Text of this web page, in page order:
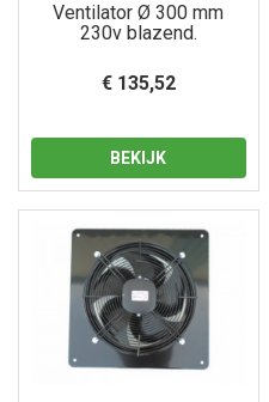
Ventilator Ø 300 mm
230v blazend.
€ 135,52
BEKIJK